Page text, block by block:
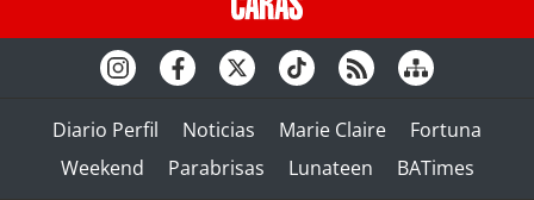
Diario Perfil Noticias Marie Claire
Fortuna
Weekend
Parabrisas Lunateen BATimes